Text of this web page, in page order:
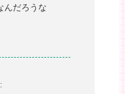
んだろうな